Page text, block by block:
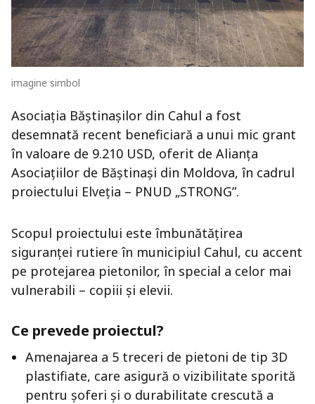
imagine simbol
Asociația Băștinașilor din Cahul a fost
desemnată recent beneficiară a unui mic grant
în valoare de 9.210 USD, oferit de Alianța
Asociațiilor de Băștinași din Moldova, în cadrul
proiectului Elveția – PNUD „STRONG”.
Scopul proiectului este îmbunătățirea
siguranței rutiere în municipiul Cahul, cu accent
pe protejarea pietonilor, în special a celor mai
vulnerabili – copiii și elevii.
Ce prevede proiectul?
Amenajarea a 5 treceri de pietoni de tip 3D
plastifiate, care asigură o vizibilitate sporită
pentru șoferi și o durabilitate crescută a